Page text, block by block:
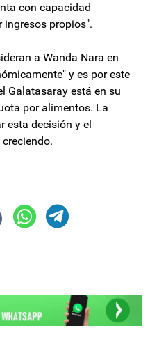
con capacidad
ingresos propios".
a Wanda Nara en
y es por este
Galatasaray está en su
por alimentos. La
esta decisión y el